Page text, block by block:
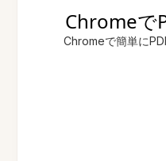
Chromeで
Chromeで簡単に